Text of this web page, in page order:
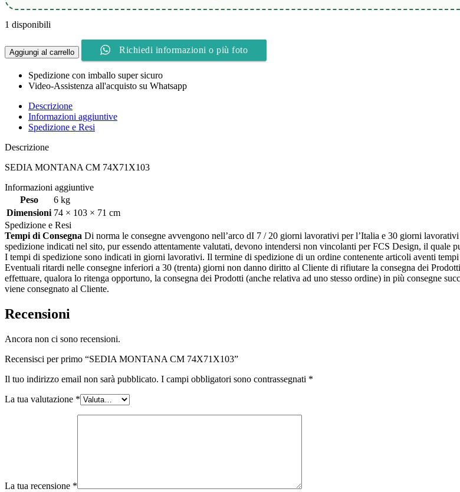
1 disponibili
Aggiungi al carrello Richiedi informazioni o più foto
Spedizione con imballo super sicuro
Video-Assistenza all'acquisto su Whatsapp
Descrizione
Informazioni aggiuntive
Spedizione e Resi
Descrizione
SEDIA MONTANA CM 74X71X103
Informazioni aggiuntive
Peso
6 kg
Dimensioni 74 × 103 × 71 cm
Spedizione e Resi
Tempi di Consegna Di norma le consegne avvengono nell’arco dI 7 / 20 giorni lavorativi per l’Italia e 30 giorni
spedizione indicati nel sito, pur essendo attentamente valutati, devono intendersi non vincolanti per FCS Design, il quale
I tempi di spedizione sono indicati in giorni lavorativi. Il termine di spedizione di un ordine contenente articoli aventi
Eventuali ritardi nelle consegne inferiori a 30 (trenta) giorni non danno diritto al Cliente di rifiutare la consegna dei
effettuare, qualora lo ritenga opportuno, la consegna dei Prodotti (anche relativa ad uno stesso ordine) in più consegne
viene consegnato al Cliente.
Recensioni
Ancora non ci sono recensioni.
Recensisci per primo “SEDIA MONTANA CM 74X71X103”
Il tuo indirizzo email non sarà pubblicato. I campi obbligatori sono contrassegnati *
La tua valutazione *
La tua recensione *